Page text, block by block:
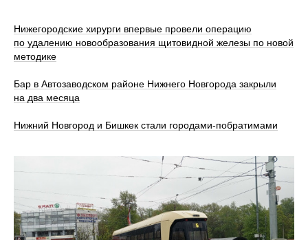
Нижегородские хирурги впервые провели операцию
по удалению новообразования щитовидной железы по новой
методике
Бар в Автозаводском районе Нижнего Новгорода закрыли
на два месяца
Нижний Новгород и Бишкек стали городами-побратимами